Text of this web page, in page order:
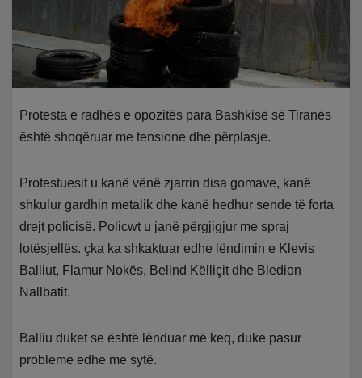
Protesta e radhës e opozitës para Bashkisë së Tiranës
është shoqëruar me tensione dhe përplasje.
Protestuesit u kanë vënë zjarrin disa gomave, kanë
shkulur gardhin metalik dhe kanë hedhur sende të forta
drejt policisë. Policwt u janë përgjigjur me spraj
lotësjellës. çka ka shkaktuar edhe lëndimin e Klevis
Balliut, Flamur Nokës, Belind Këlliçit dhe Bledion
Nallbatit.
Balliu duket se është lënduar më keq, duke pasur
probleme edhe me sytë.